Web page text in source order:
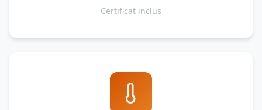
Certificat inclus